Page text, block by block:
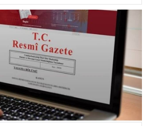
Yerli turist 229,7 milyar lira seyahat harcaması
Gazze'deki Sağlık Bakanlığı duyurdu: Vahşetin
pençesinde 2 salgın vaka tespit edildi